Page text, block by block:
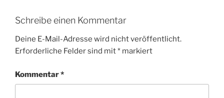
Schreibe einen Kommentar
Deine E-Mail-Adresse wird nicht veröffentlicht.
Erforderliche Felder sind mit* markiert
Kommentar*